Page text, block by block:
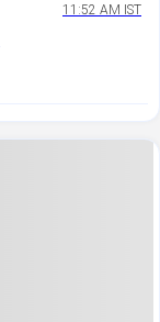
11:52 AM IST